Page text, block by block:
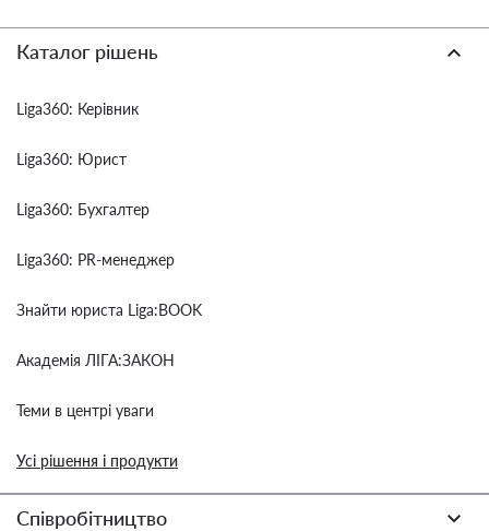
Каталог рішень
Liga360: Керівник
Liga360: Юрист
Liga360: Бухгалтер
Liga360: PR-менеджер
Знайти юриста Liga:BOOK
Академія ЛІГА:ЗАКОН
Теми в центрі уваги
Усі рішення і продукти
Співробітництво